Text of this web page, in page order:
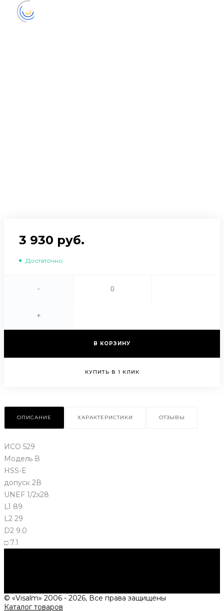
3 930 руб.
Достаточно
-
+
В КОРЗИНУ
КУПИТЬ В 1 КЛИК
ОПИСАНИЕ ХАРАКТЕРИСТИКИ ОТЗЫВЫ
ИСО 529
Модель В
НSS-E
допуск 2В
UNEF 1/2х28
L1 89
L2 29
D2 9.0
□ 7.1
© «Visalm» 2006 - 2026, Все права защищены
Каталог товаров